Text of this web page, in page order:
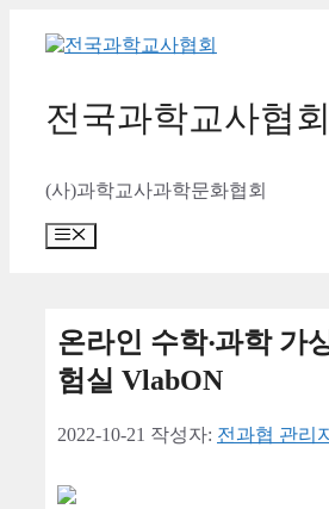
전국과학교사협회
(사)과학교사과학문화협회
메
온라인 수학‧과학 가
험실 VlabON
2022-10-21 작성자: 전과협 관리